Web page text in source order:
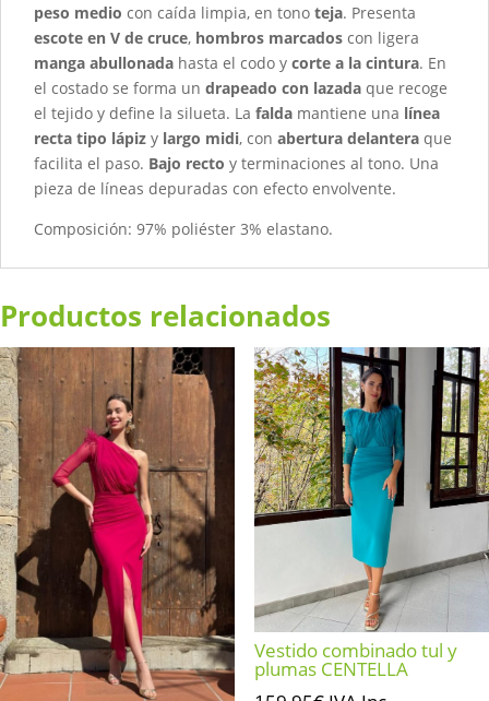
peso medio con caída limpia, en tono teja. Presenta
escote en V de cruce, hombros marcados con ligera
manga abullonada hasta el codo y corte a la cintura. En
el costado se forma un drapeado con lazada que recoge
el tejido y define la silueta. La falda mantiene una línea
recta tipo lápiz y largo midi, con abertura delantera que
facilita el paso. Bajo recto y terminaciones al tono. Una
pieza de líneas depuradas con efecto envolvente.
Composición: 97% poliéster 3% elastano.
Productos relacionados
Vestido combinado tul y
plumas CENTELLA